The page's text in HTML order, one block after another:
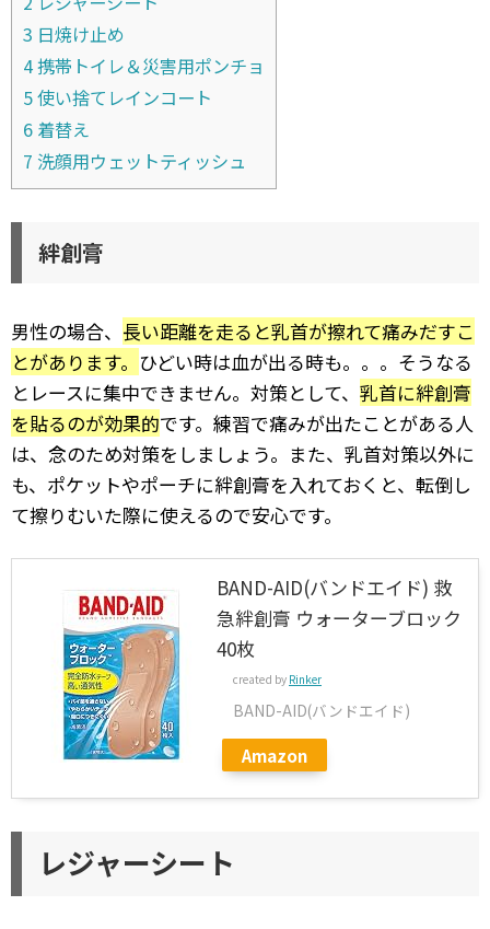
3 日焼け止め
4携帯トイレ＆災害用ポンチョ
5使い捨てレインコート
6 着替え
7 洗顔用ウェットティッシュ
絆創膏
男性の場合、 長い距離を走ると乳首が擦れて痛みだすこ
とがあります。 ひどい時は血が出る時も。。。そうなる
とレースに集中できません。対策として、 乳首に絆創膏
を貼るのが効果的です。練習で痛みが出たことがある人
は、念のため対策をしましょう。また、乳首対策以外に
も、ポケットやポーチに絆創膏を入れておくと、転倒し
て擦りむいた際に使えるので安心です。
BAND-AID(バンドエイド) 救
急絆創膏 ウォーターブロック
40枚
created by Rinker
BAND-AID(バンドエイド)
Amazon
レジャーシート